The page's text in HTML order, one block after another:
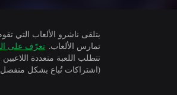
تمارس الألعاب. تعرّف على
(اشتراكات تُباع بشكل